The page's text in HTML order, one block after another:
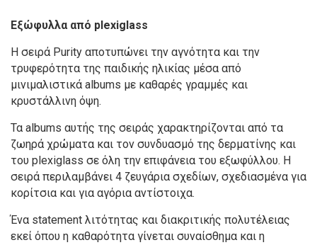
Εξώφυλλα από plexiglass
Η σειρά Purity αποτυπώνει την αγνότητα και την
τρυφερότητα της παιδικής ηλικίας μέσα από
μινιμαλιστικά albums με καθαρές γραμμές και
κρυστάλλινη όψη.
Τα albums αυτής της σειράς χαρακτηρίζονται από τα
ζωηρά χρώματα και τον συνδυασμό της δερματίνης και
του plexiglass σε όλη την επιφάνεια του εξωφύλλου. Η
σειρά περιλαμβάνει 4 ζευγάρια σχεδίων, σχεδιασμένα για
κορίτσια και για αγόρια αντίστοιχα.
Ένα statement λιτότητας και διακριτικής πολυτέλειας
εκεί όπου η καθαρότητα γίνεται συναίσθημα και η